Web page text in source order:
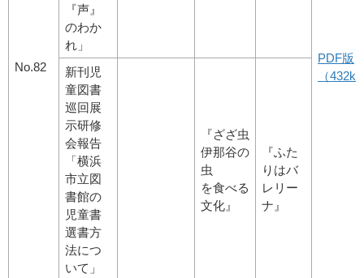
No.82
『声』
のわか
れ」
PDF版
（
新刊児
童図書
巡回展
示研修
会報告
「横浜
市立図
書館の
児童書
選書方
法につ
いて」
『ざざ虫
伊那谷の
虫
を食べる
文化』
『ふた
りはバ
レリー
ナ』